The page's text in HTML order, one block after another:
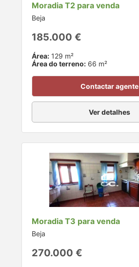
Moradia T2 para venda
Beja
185.000 €
Área: 129 m²
Área do terreno: 66 m²
Contactar agente
Ver detalhes
Moradia T3 para venda
Beja
270.000 €